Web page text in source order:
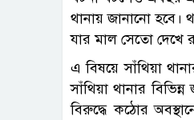
থানায় জানানো হবে।
যার মাল সেতো দেখে
এ বিষয়ে সাঁথিয়া
সাঁথিয়া থানার
বিরুদ্ধে কঠোর